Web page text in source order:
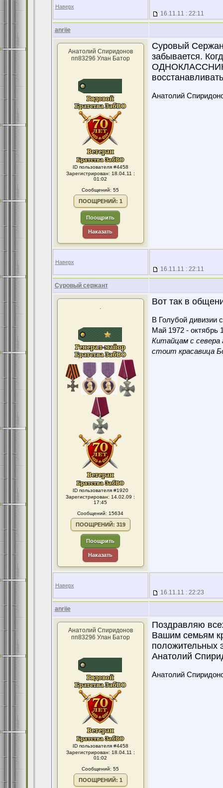
Наверх
16.11.11 : 22:11
anriie
Анатолий Спиридонов
пп83296 Улан Батор
ID пользователя #4458
Зарегистрирован: 18.04.11 :
01:02
Сообщений: 55
ПООЩРЕНИЙ: 1
Поощрить
Наказать
Суровый
забывается.
Анатолий
Наверх
16.11.11 : 22:11
Суровый сержант
.
ID пользователя #1920
Зарегистрирован: 14.02.09 :
17:45
Сообщений: 15634
ПООЩРЕНИЙ: 319
Поощрить
Наказать
Вот так в
В Голубой дивизии
Май 1972 - октябрь
Китайцам с севера
стоит красавица
Наверх
16.11.11 : 22:23
anriie
Анатолий Спиридонов
пп83296 Улан Батор
ID пользователя #4458
Зарегистрирован: 18.04.11 :
01:02
Сообщений: 55
ПООЩРЕНИЙ: 1
Поздравляю
Вашим семьям
положительных
Анатолий
Анатолий